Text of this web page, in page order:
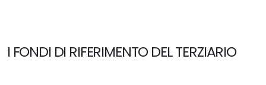
I FONDI DI RIFERIMENTO DEL TERZIARIO